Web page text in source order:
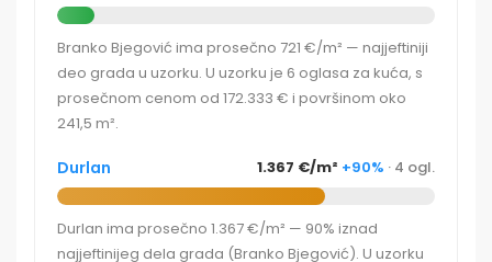
Branko Bjegović ima prosečno 721 €/m² — najjeftiniji
deo grada u uzorku. U uzorku je 6 oglasa za kuća, s
prosečnom cenom od 172.333 € i površinom oko
241,5 m².
Durlan 1.367 €/m² +90% · 4 ogl.
Durlan ima prosečno 1.367 €/m² — 90% iznad
najjeftinijeg dela grada (Branko Bjegović). U uzorku